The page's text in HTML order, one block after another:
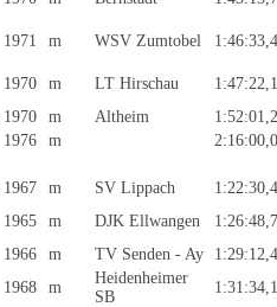
1971 m WSV Zumtobel
1970 m LT Hirschau
1970 m Altheim
1976 m
1967 m SV Lippach
1965 m DJK Ellwangen
1966 m TV Senden - Ay
1968 m
Heidenheimer
SB